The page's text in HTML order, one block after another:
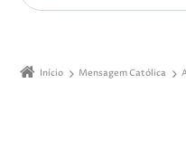
Início Mensagem Católica